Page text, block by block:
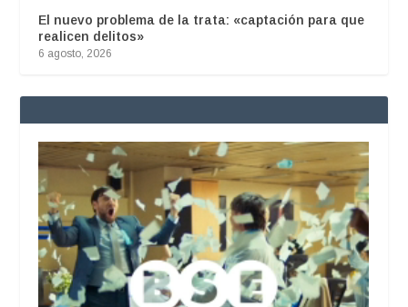
El nuevo problema de la trata: «captación para que
realicen delitos»
6 agosto, 2026